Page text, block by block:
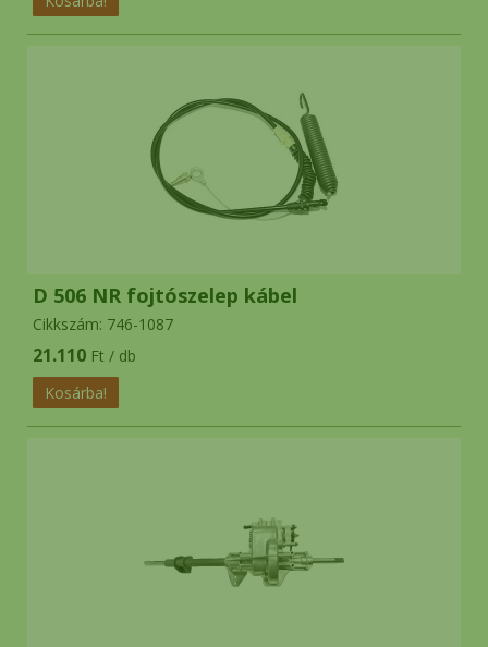
D 506 NR fojtószelep kábel
Cikkszám: 746-1087
21.110 Ft / db